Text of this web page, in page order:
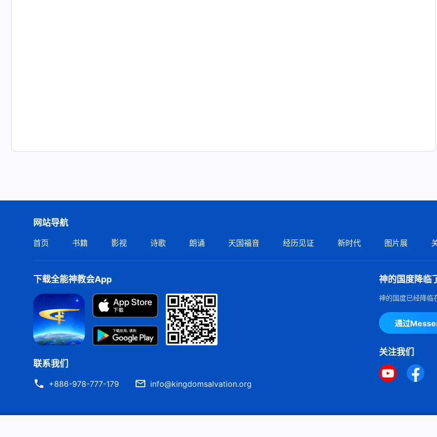
网站导航
首页 书籍 影视 诗歌 朗诵 天国福音 经历见证 新时代 图片展
下载全能神教会App
联系我们
+886-978-777-179 info@kingdomsalvation.org
神的国度降临
神的国度已经降临
通过
关注我们